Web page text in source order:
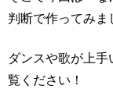
判断で作ってみま
ダンスや歌が上
覧ください！